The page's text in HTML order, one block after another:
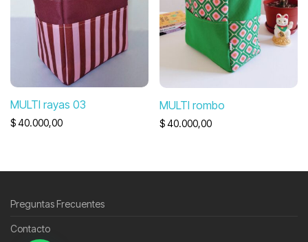
MULTI rayas 03
$40.000,00
MULTI rombo
$40.000,00
Preguntas Frecuentes
Contacto